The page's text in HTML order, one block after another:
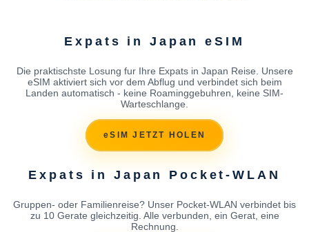
Expats in Japan eSIM
Die praktischste Losung fur Ihre Expats in Japan Reise. Unsere
eSIM aktiviert sich vor dem Abflug und verbindet sich beim
Landen automatisch - keine Roaminggebuhren, keine SIM-
Warteschlange.
eSIM JETZT HOLEN
Expats in Japan Pocket-WLAN
Gruppen- oder Familienreise? Unser Pocket-WLAN verbindet bis
zu 10 Gerate gleichzeitig. Alle verbunden, ein Gerat, eine
Rechnung.